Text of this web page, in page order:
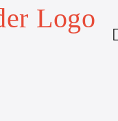
/ 2017 GREY